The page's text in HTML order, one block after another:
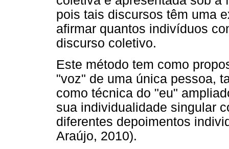
pois tais discursos têm uma
afirmar quantos indivíduos
discurso coletivo.
Este método tem como
"voz" de uma única pessoa,
como técnica do "eu"
sua individualidade singular
diferentes depoimentos
Araújo, 2010).